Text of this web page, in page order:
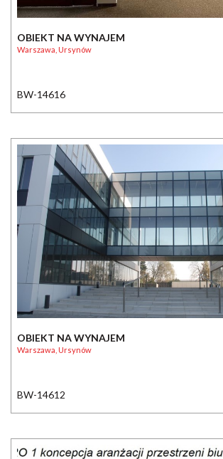
OBIEKT NA WYNAJEM
Warszawa, Ursynów
BW-14616
OBIEKT NA WYNAJEM
Warszawa, Ursynów
BW-14612